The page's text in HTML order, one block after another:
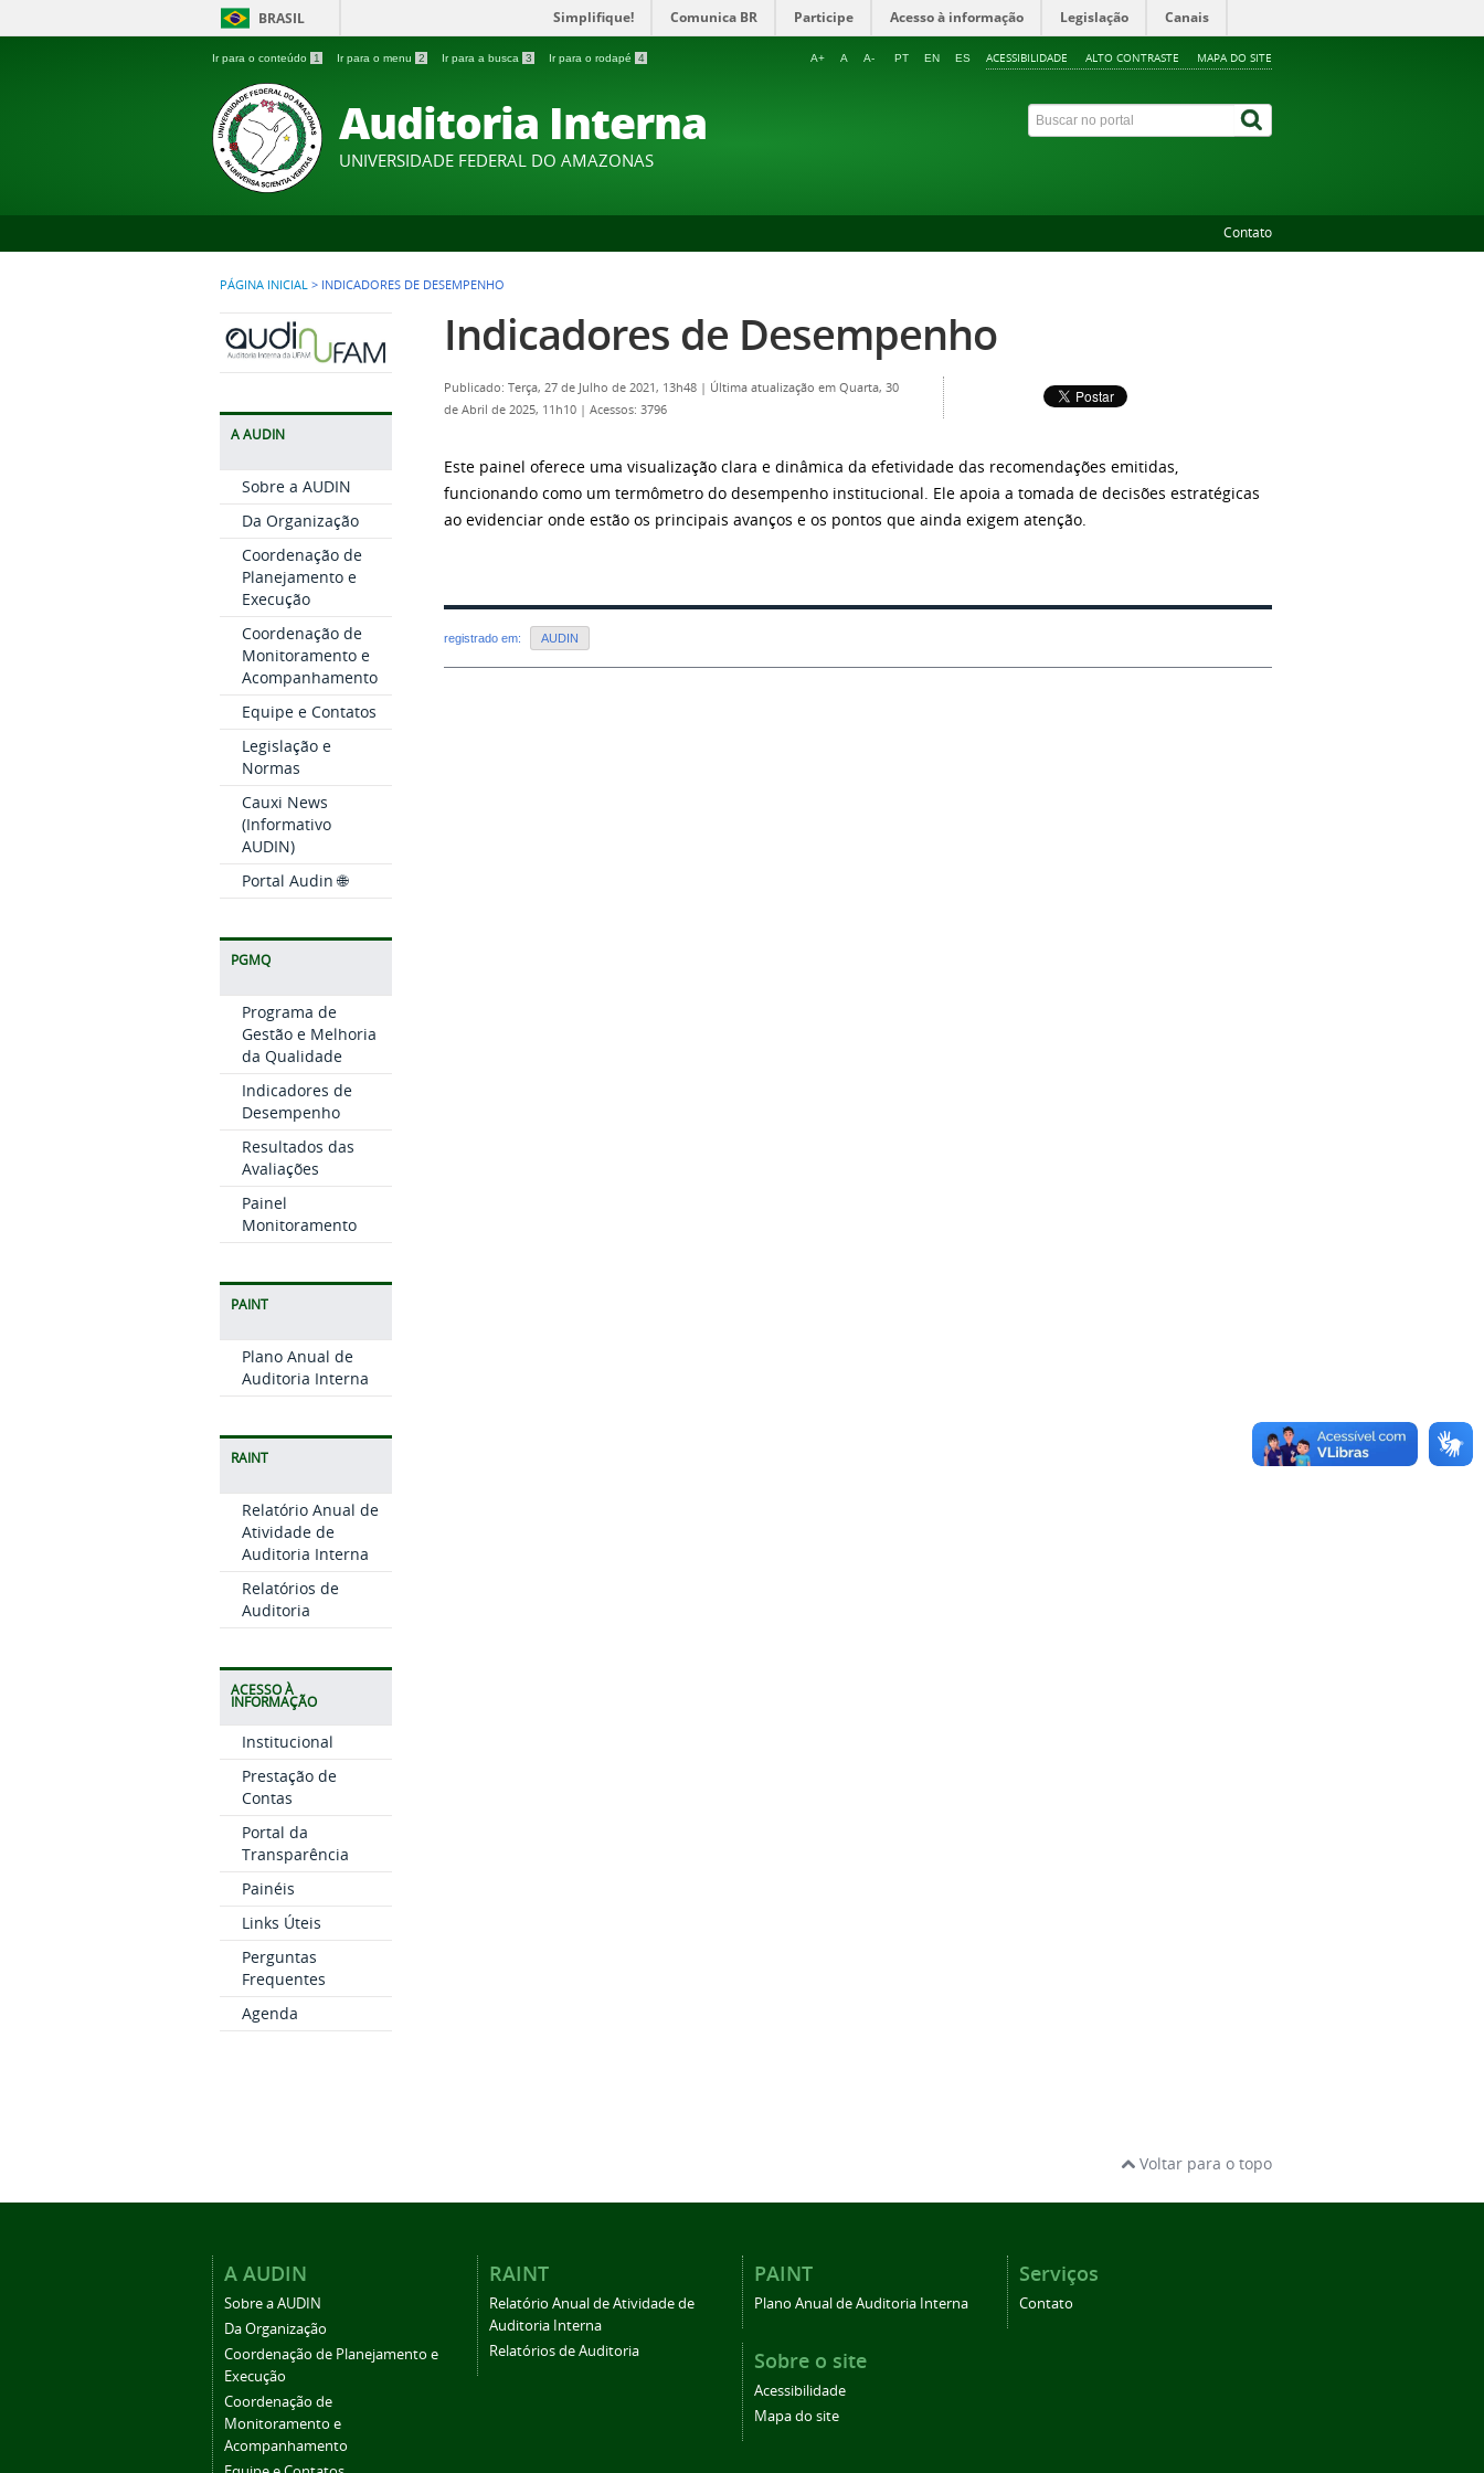
BRASIL Simplifique! Comunica BR Participe Acesso à informação Legislação Canais
Ir para o conteúdo 1 Ir para o menu 2 Ir para a busca 3 Ir para o rodapé 4 ACESSIBILIDADE ALTO CONTRASTE MAPA DO SITE
A+ A A- PT EN ES
Auditoria Interna
UNIVERSIDADE FEDERAL DO AMAZONAS
Contato
PÁGINA INICIAL > INDICADORES DE DESEMPENHO
A AUDIN
Sobre a AUDIN
Da Organização
Coordenação de
Planejamento e
Execução
Coordenação de
Monitoramento e
Acompanhamento
Equipe e Contatos
Legislação e
Normas
Cauxi News
(Informativo
AUDIN)
Portal Audin 🌐
PGMQ
Programa de
Gestão e Melhoria
da Qualidade
Indicadores de
Desempenho
Resultados das
Avaliações
Painel
Monitoramento
PAINT
Plano Anual de
Auditoria Interna
RAINT
Relatório Anual de
Atividade de
Auditoria Interna
Relatórios de
Auditoria
ACESSO À
INFORMAÇÃO
Institucional
Prestação de
Contas
Portal da
Transparência
Painéis
Links Úteis
Perguntas
Frequentes
Agenda
Indicadores de Desempenho
Publicado: Terça, 27 de Julho de 2021, 13h48 | Última atualização em Quarta, 30
de Abril de 2025, 11h10 | Acessos: 3796
Este painel oferece uma visualização clara e dinâmica da efetividade das recomendações emitidas,
funcionando como um termômetro do desempenho institucional. Ele apoia a tomada de decisões estratégicas
ao evidenciar onde estão os principais avanços e os pontos que ainda exigem atenção.
registrado em: AUDIN
Voltar para o topo
A AUDIN
Sobre a AUDIN
Da Organização
Coordenação de Planejamento e
Execução
Coordenação de
Monitoramento e
Acompanhamento
RAINT
Relatório Anual de Atividade de
Auditoria Interna
Relatórios de Auditoria
PAINT
Plano Anual de Auditoria Interna
Serviços
Contato
Sobre o site
Acessibilidade
Mapa do site